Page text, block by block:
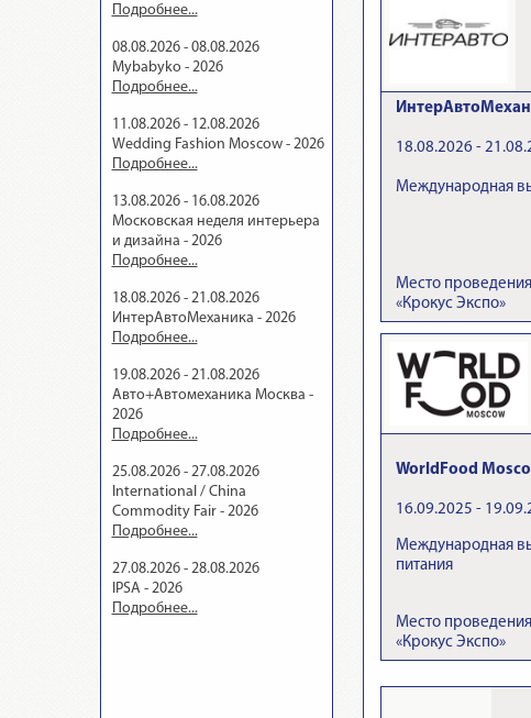
Подробнее...
08.08.2026 - 08.08.2026
Mybabyko - 2026
Подробнее...
11.08.2026 - 12.08.2026
Wedding Fashion Moscow - 2026
Подробнее...
13.08.2026 - 16.08.2026
Московская неделя интерьера
и дизайна - 2026
Подробнее...
18.08.2026 - 21.08.2026
ИнтерАвтоМеханика - 2026
Подробнее...
19.08.2026 - 21.08.2026
Авто+Автомеханика Москва -
2026
Подробнее...
25.08.2026 - 27.08.2026
International / China
Commodity Fair - 2026
Подробнее...
27.08.2026 - 28.08.2026
IPSA - 2026
Подробнее...
18.08.2026 -
Международная
Место
«Крокус Экспо»
WorldFood
16.09.2025 -
Международная
питания
Место
«Крокус Экспо»